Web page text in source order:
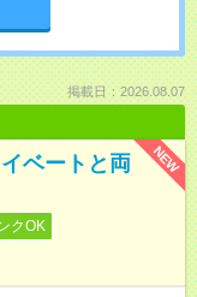
掲載日：2026.08.07
NEW
ベートと両
クOK